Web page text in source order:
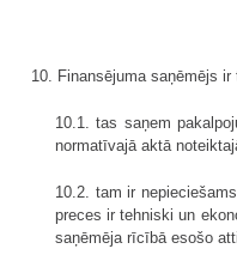
10. Finansējuma saņēmējs
10.1. tas saņem
normatīvajā aktā
10.2. tam ir
preces ir tehniski un
saņēmēja rīcībā esošo